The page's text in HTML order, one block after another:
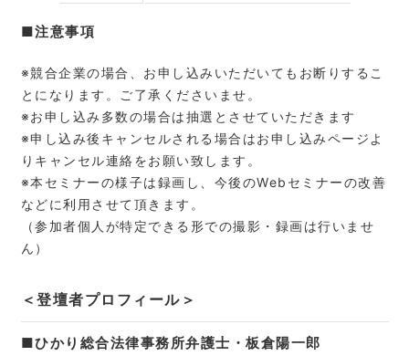
■注意事項
※競合企業の場合、お申し込みいただいてもお断りするこ
とになります。ご了承くださいませ。
※お申し込み多数の場合は抽選とさせていただきます
※申し込み後キャンセルされる場合はお申し込みページよ
りキャンセル連絡をお願い致します。
※本セミナーの様子は録画し、今後のWebセミナーの改善
などに利用させて頂きます。
（参加者個人が特定できる形での撮影・録画は行いませ
ん）
＜登壇者プロフィール＞
■ひかり総合法律事務所弁護士・板倉陽一郎